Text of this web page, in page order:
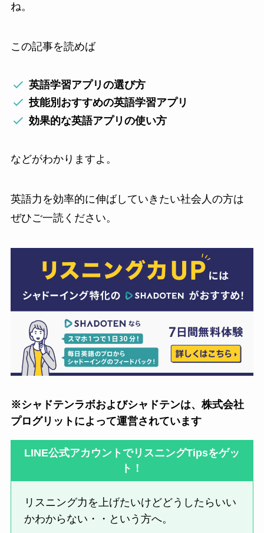
ね。
この記事を読めば
英語学習アプリの選び方
技能別おすすめの英語学習アプリ
効果的な英語アプリの使い方
などがわかりますよ。
英語力を効率的に伸ばしていきたい社会人の方は
ぜひご一読ください。
※シャドテンラボおよびシャドテンは、株式会社
プログリットによって運営されています
LINE公式アカウントでリスニングTipsをゲッ
ト！
リスニング力を上げたいけどどうしたらいい
かわからない・・という方へ。